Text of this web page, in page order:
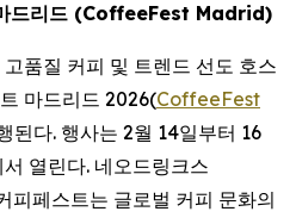
드리드 (CoffeeFest Madrid)
품질 커피 및 트렌드 선도 호스
마드리드 2026(CoffeeFest
된다. 행사는 2월 14일부터 16
열린다. 네오드링크스
페스트는 글로벌 커피 문화의